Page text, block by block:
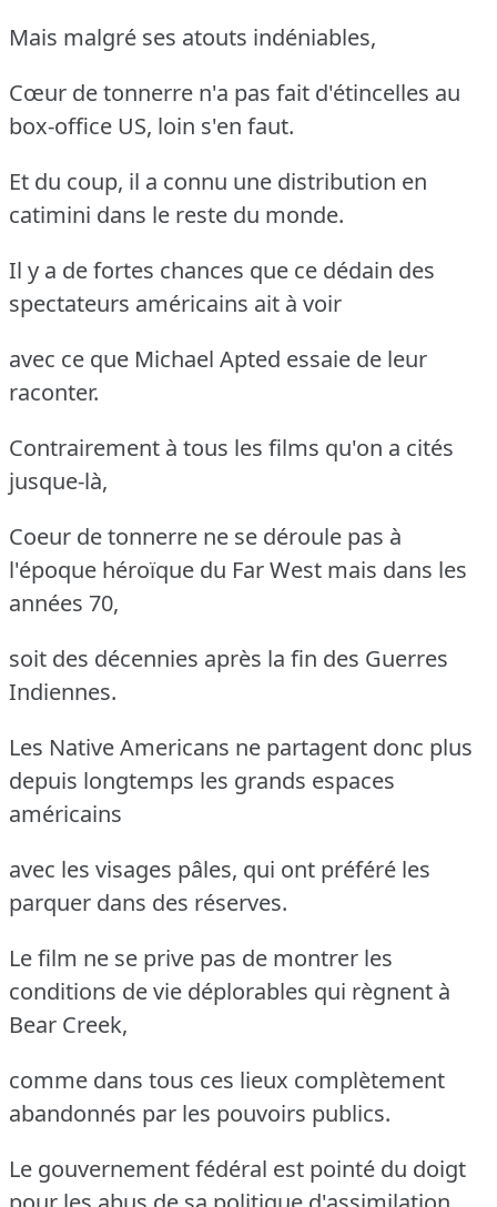
Mais malgré ses atouts indéniables,
Cœur de tonnerre n'a pas fait d'étincelles au
box-office US, loin s'en faut.
Et du coup, il a connu une distribution en
catimini dans le reste du monde.
Il y a de fortes chances que ce dédain des
spectateurs américains ait à voir
avec ce que Michael Apted essaie de leur
raconter.
Contrairement à tous les films qu'on a cités
jusque-là,
Coeur de tonnerre ne se déroule pas à
l'époque héroïque du Far West mais dans les
années 70,
soit des décennies après la fin des Guerres
Indiennes.
Les Native Americans ne partagent donc plus
depuis longtemps les grands espaces
américains
avec les visages pâles, qui ont préféré les
parquer dans des réserves.
Le film ne se prive pas de montrer les
conditions de vie déplorables qui règnent à
Bear Creek,
comme dans tous ces lieux complètement
abandonnés par les pouvoirs publics.
Le gouvernement fédéral est pointé du doigt